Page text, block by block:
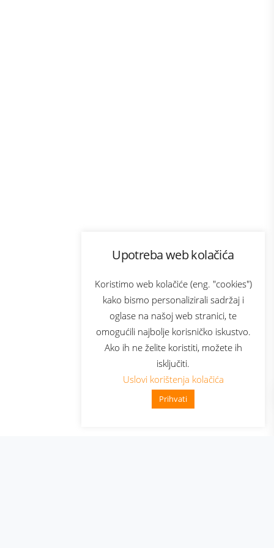
Upotreba web kolačića
Koristimo web kolačiće (eng. "cookies")
kako bismo personalizirali sadržaj i
oglase na našoj web stranici, te
omogućili najbolje korisničko iskustvo.
Ako ih ne želite koristiti, možete ih
isključiti.
Uslovi korištenja kolačića
Prihvati
👋 Zdravo, kako mogu pomoći
Bonus plus
Prijava za newsletter